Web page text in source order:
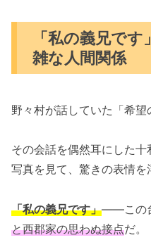
「私の義兄で
雑な人間関係
野々村が話していた「希望
その会話を偶然耳にした
写真を見て、驚きの表情を
「私の義兄です」――この
と西郡家の思わぬ接点だ。